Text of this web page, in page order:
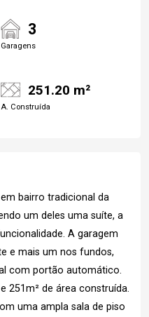
3
Garagens
251.20 m²
A. Construída
bairro tradicional da
um deles uma suíte, a
A garagem
e mais um nos fundos,
com portão automático.
251m² de área construída.
uma ampla sala de piso